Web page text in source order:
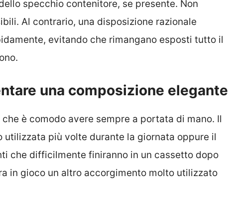
specchio contenitore, se presente. Non
Al contrario, una disposizione razionale
evitando che rimangano esposti tutto il
una composizione elegante
è comodo avere sempre a portata di mano. Il
utilizzata più volte durante la giornata oppure il
che difficilmente finiranno in un cassetto dopo
in gioco un altro accorgimento molto utilizzato